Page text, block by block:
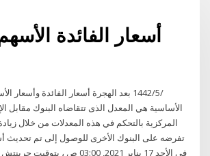
أسعار الفائدة
الأساسية هي المعدل الذى تتقاضاه البنوك مقابل
المركزية بالتحكم في هذه المعدلات من خلال
تفرضه على البنوك الأخرى للوصول إلى تم تحديث